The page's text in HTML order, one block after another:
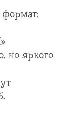
но яркого